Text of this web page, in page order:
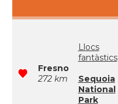
Fresno
272 km
Llocs
fantàstics
Sequoia
National
Park